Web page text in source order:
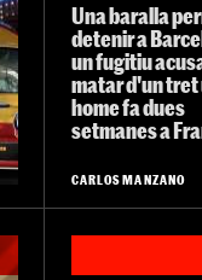
Una baralla
detenir a
un fugitiu
matar d'un tret
home fa dues
setmanes a
CARLOS MANZANO